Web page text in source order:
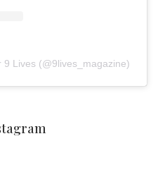
Lives (@9lives_magazine)